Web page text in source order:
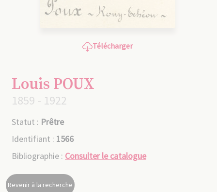
Télécharger
Louis POUX
1859 - 1922
Statut : Prêtre
Identifiant : 1566
Bibliographie : Consulter le catalogue
Revenir à la recherche